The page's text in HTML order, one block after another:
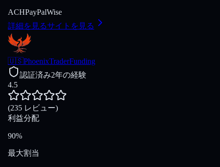
ACHPayPalWise
詳細を見るサイトを見る
🇺🇸PhoenixTraderFunding
認証済み2年の経験
4.5
(235 レビュー)
利益分配
90%
最大割当